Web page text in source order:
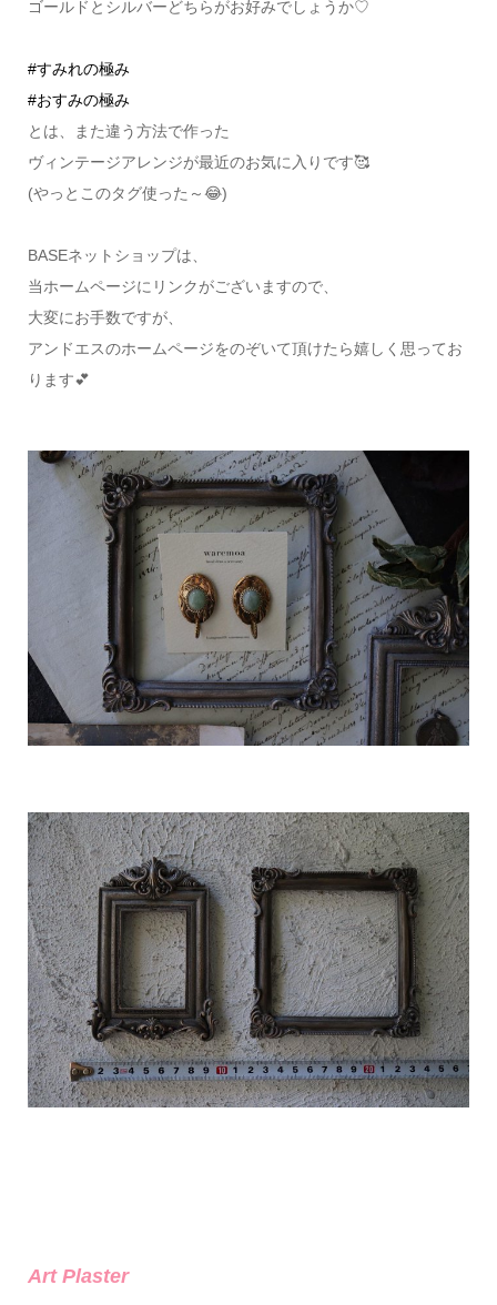
ゴールドとシルバーどちらがお好みでしょうか♡
#すみれの極み
#おすみの極み
とは、また違う方法で作った
ヴィンテージアレンジが最近のお気に入りです🥰
(やっとこのタグ使った～😂)
BASEネットショップは、
当ホームページにリンクがございますので、
大変にお手数ですが、
アンドエスのホームページをのぞいて頂けたら嬉しく思ってお
ります💕
Art Plaster